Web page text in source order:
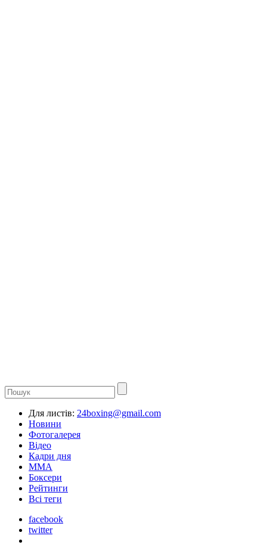
Для листів: 24boxing@gmail.com
Новини
Фотогалерея
Відео
Кадри дня
ММА
Боксери
Рейтинги
Всі теги
facebook
twitter